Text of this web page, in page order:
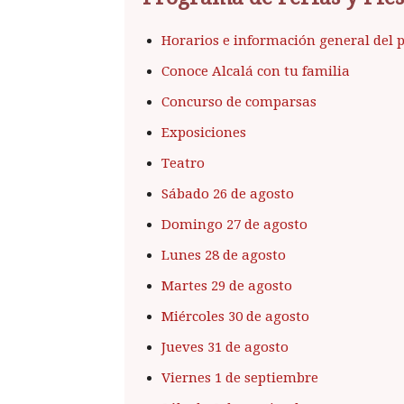
Horarios e información general del
Conoce Alcalá con tu familia
Concurso de comparsas
Exposiciones
Teatro
Sábado 26 de agosto
Domingo 27 de agosto
Lunes 28 de agosto
Martes 29 de agosto
Miércoles 30 de agosto
Jueves 31 de agosto
Viernes 1 de septiembre